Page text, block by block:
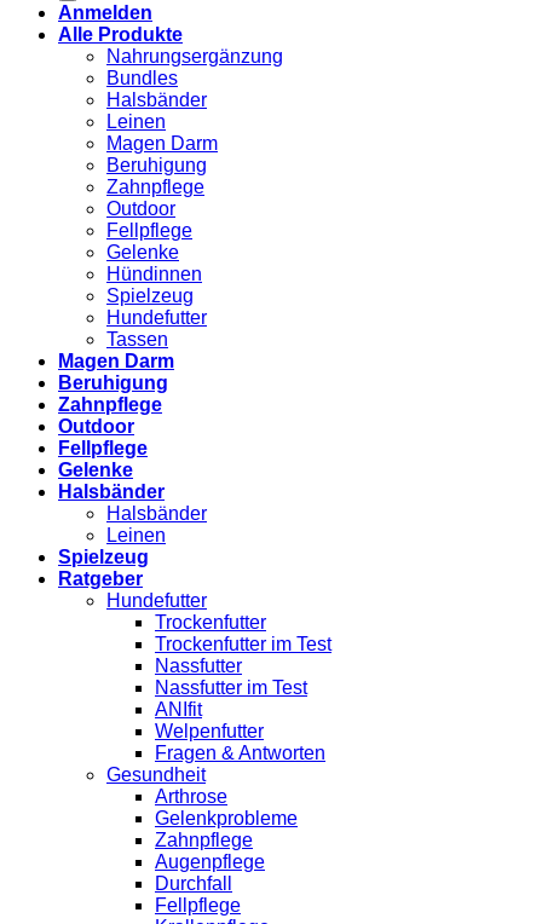
Anmelden
Alle Produkte
Nahrungsergänzung
Bundles
Halsbänder
Leinen
Magen Darm
Beruhigung
Zahnpflege
Outdoor
Fellpflege
Gelenke
Hündinnen
Spielzeug
Hundefutter
Tassen
Magen Darm
Beruhigung
Zahnpflege
Outdoor
Fellpflege
Gelenke
Halsbänder
Halsbänder
Leinen
Spielzeug
Ratgeber
Hundefutter
Trockenfutter
Trockenfutter im Test
Nassfutter
Nassfutter im Test
ANIfit
Welpenfutter
Fragen & Antworten
Gesundheit
Arthrose
Gelenkprobleme
Zahnpflege
Augenpflege
Durchfall
Fellpflege